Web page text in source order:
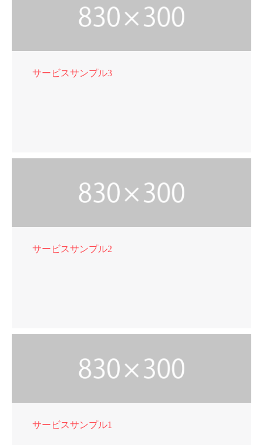
サービスサンプル3
サービスサンプル2
サービスサンプル1